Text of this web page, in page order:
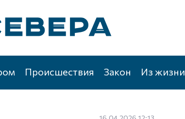
Происшествия Закон Из жизни